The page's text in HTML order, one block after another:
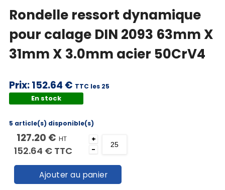
Rondelle ressort dynamique
pour calage DIN 2093 63mm X
31mm X 3.0mm acier 50CrV4
Prix:152.64 € TTC les 25
En stock
5 article(s) disponible(s)
127.20 € HT
152.64 € TTC
+
-
Ajouter au panier